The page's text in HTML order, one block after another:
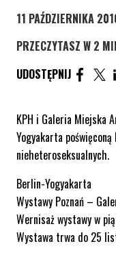
11 PAŹDZIERNIKA
PRZECZYTASZ W 2
UDOSTĘPNIJ
KPH i Galeria Miejska
Yogyakarta
nieheteroseksualnych.
Berlin-Yogyakarta
Wystawy Poznań –
Wernisaż wystawy w
Wystawa trwa do 25